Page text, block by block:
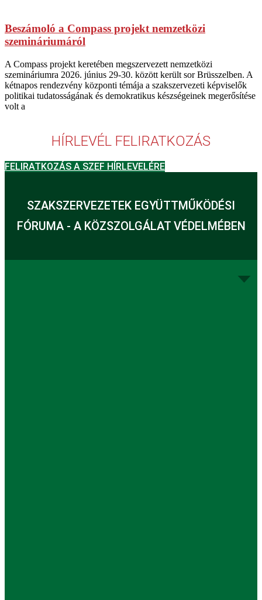
Beszámoló a Compass projekt nemzetközi
szemináriumáról
A Compass projekt keretében megszervezett nemzetközi
szemináriumra 2026. június 29-30. között került sor Brüsszelben. A
kétnapos rendezvény központi témája a szakszervezeti képviselők
politikai tudatosságának és demokratikus készségeinek megerősítése
volt a
HÍRLEVÉL FELIRATKOZÁS
FELIRATKOZÁS A SZEF HÍRLEVELÉRE
SZAKSZERVEZETEK EGYÜTTMŰKÖDÉSI
FÓRUMA - A KÖZSZOLGÁLAT VÉDELMÉBEN